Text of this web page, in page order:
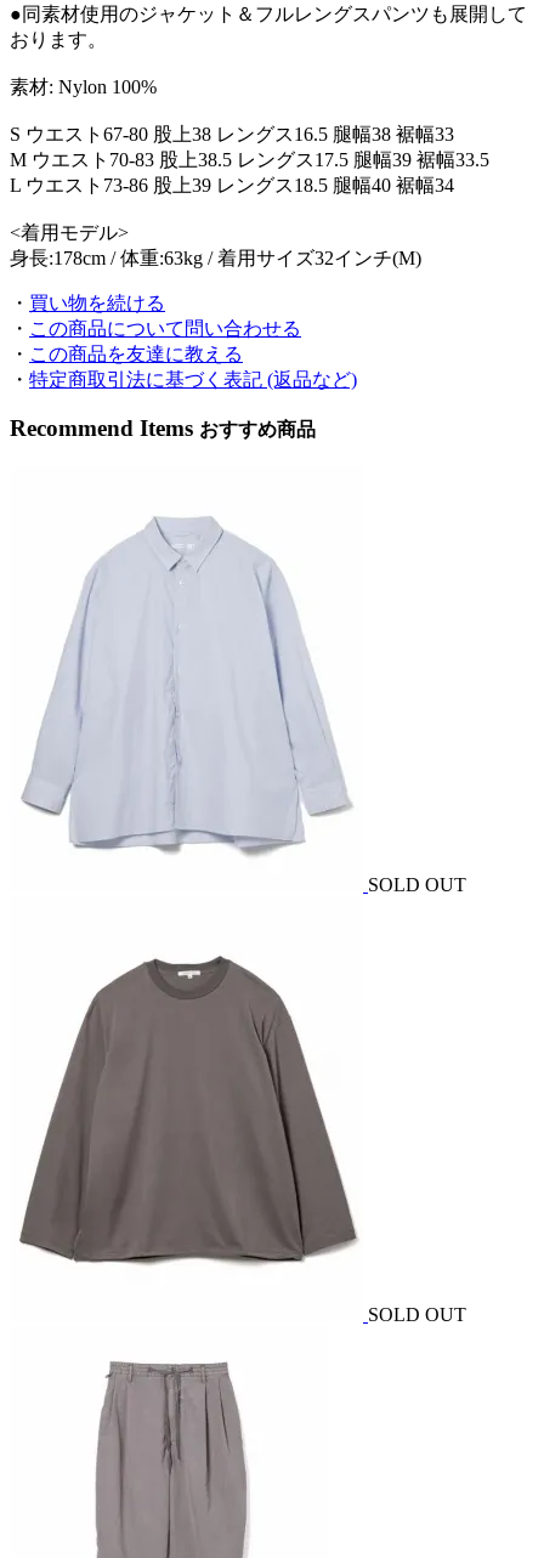
●同素材使用のジャケット＆フルレングスパンツも展開して
おります。
素材: Nylon 100%
S ウエスト67-80 股上38 レングス16.5 腿幅38 裾幅33
M ウエスト70-83 股上38.5 レングス17.5 腿幅39 裾幅33.5
L ウエスト73-86 股上39 レングス18.5 腿幅40 裾幅34
<着用モデル>
身長:178cm / 体重:63kg / 着用サイズ32インチ(M)
・ 買い物を続ける
・ この商品について問い合わせる
・ この商品を友達に教える
・ 特定商取引法に基づく表記 (返品など)
Recommend Items おすすめ商品
SOLD OUT
SOLD OUT